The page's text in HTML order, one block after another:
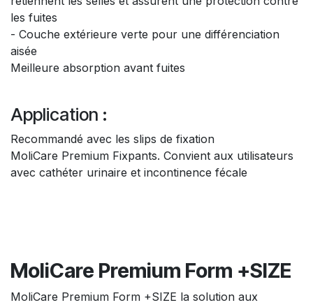
les fuites
- Couche extérieure verte pour une différenciation
aisée
Meilleure absorption avant fuites
Application :
Recommandé avec les slips de fixation
MoliCare Premium Fixpants. Convient aux utilisateurs
avec cathéter urinaire et incontinence fécale
MoliCare Premium Form +SIZE
MoliCare Premium Form +SIZE la solution aux